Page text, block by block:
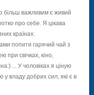
більш важливим є живий
про себе. Я цікава
країнах.
попити гарячий чай з
при свічках, кіно,
... У чоловіках я ціную
у владу добрих сил, які є в